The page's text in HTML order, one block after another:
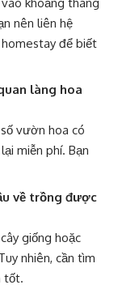
nên liên hệ
để biết
làng hoa
vườn hoa có
miễn phí. Bạn
về trồng được
giống hoặc
nhiên, cần tìm
tốt.